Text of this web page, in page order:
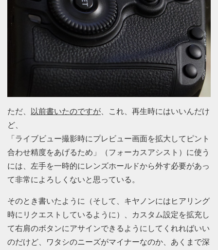
ただ、 以前書いたのですが 、これ、再生時にはいいんだけ
ど、
「ライブビュー撮影時にプレビュー画面を拡大してピント
合わせ精度をあげるため」（フォーカスアシスト）に使う
には、左手を一時的にレンズホールドから外す必要があっ
て非常によろしくないと思っている。
そのとき書いたように（そして、キヤノンにはヒアリング
時にリクエストしているように）、カスタム設定を拡充し
て右肩のボタンにアサインできるようにしてくれればいい
のだけど、ワタシのニーズがマイナーなのか、あくまで深